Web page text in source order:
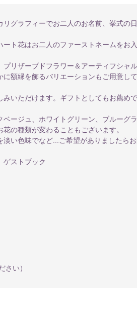
グラフィーでお二人のお名前、挙式の
ト花はお二人のファーストネームをお入
リザーブドフラワー＆アーティフシャ
額縁を飾るバリエーションもご用意して
いただけます。ギフトとしてもお薦めで
ージュ、ホワイトグリーン、ブルーグ
の種類が変わることもございます。
い色味でなど...ご希望がありましたらお
ストブック
さい）